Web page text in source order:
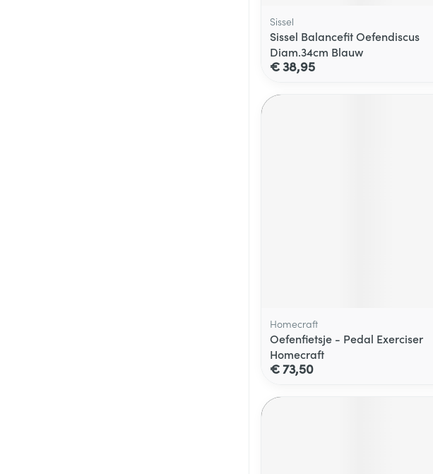
Sissel
Sissel Balancefit Oefendiscus
Diam.34cm Blauw
€ 38,95
Homecraft
Oefenfietsje - Pedal Exerciser
Homecraft
€ 73,50